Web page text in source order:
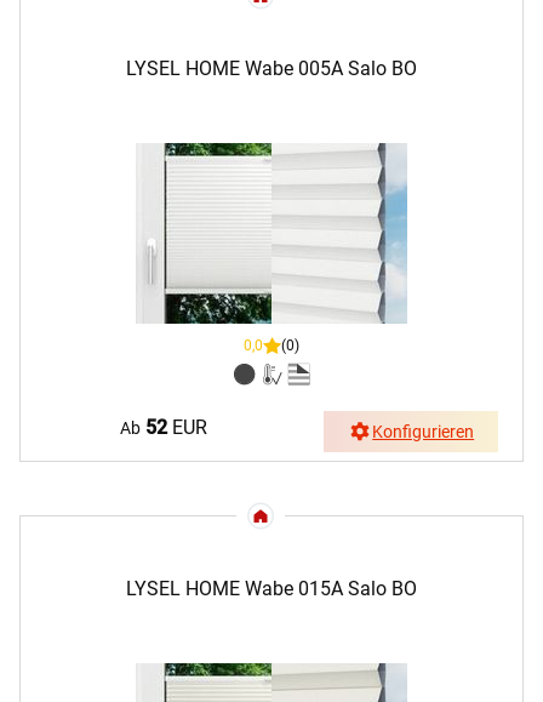
LYSEL HOME Wabe 005A Salo BO
0,0 (0)
Ab 52EUR Konfigurieren
LYSEL HOME Wabe 015A Salo BO